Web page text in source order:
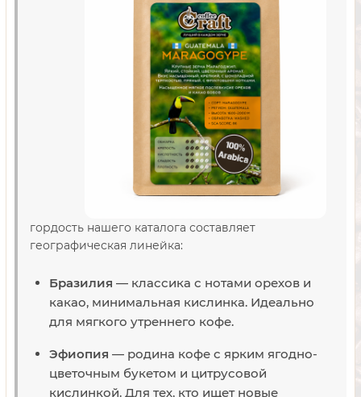
гордость нашего каталога составляет
географическая линейка:
Бразилия — классика с нотами орехов и
какао, минимальная кислинка. Идеально
для мягкого утреннего кофе.
Эфиопия — родина кофе с ярким ягодно-
цветочным букетом и цитрусовой
кислинкой. Для тех, кто ищет новые